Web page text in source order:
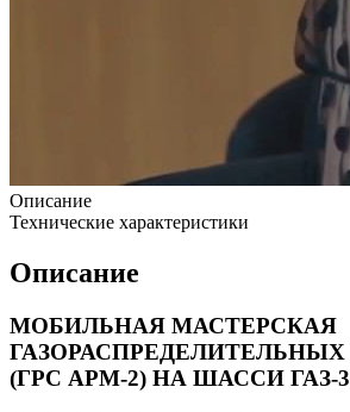
Описание
Технические характеристики
Описание
МОБИЛЬНАЯ МАСТЕРСКАЯ
(ГРС АРМ-2) НА ШАССИ ГАЗ-